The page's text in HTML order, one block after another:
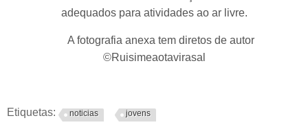
adequados para atividades ao ar livre.
A fotografia anexa tem diretos de autor
©Ruisimeaotavirasal
Etiquetas: noticias jovens